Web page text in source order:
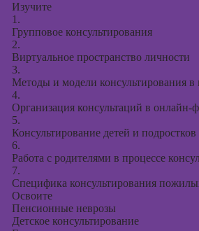
Изучите
1.
Групповое консультирования
2.
Виртуальное пространство личности
3.
Методы и модели консультирования в
4.
Организация консультаций в онлайн-
5.
Консультирование детей и подростков
6.
Работа с родителями в процессе
7.
Специфика консультирования
Освоите
Пенсионные неврозы
Детское консультирование